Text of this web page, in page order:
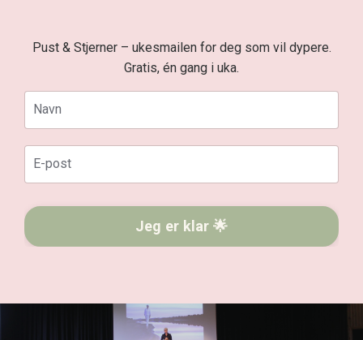
Pust & Stjerner – ukesmailen for deg som vil dypere.
Gratis, én gang i uka.
Jeg er klar 🌟